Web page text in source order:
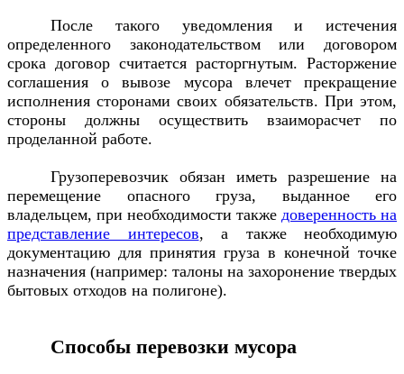
После такого уведомления и истечения
определенного законодательством или договором
срока договор считается расторгнутым. Расторжение
соглашения о вывозе мусора влечет прекращение
исполнения сторонами своих обязательств. При этом,
стороны должны осуществить взаиморасчет по
проделанной работе.
Грузоперевозчик обязан иметь разрешение на
перемещение опасного груза, выданное его
владельцем, при необходимости также доверенность на
представление интересов, а также необходимую
документацию для принятия груза в конечной точке
назначения (например: талоны на захоронение твердых
бытовых отходов на полигоне).
Способы перевозки мусора